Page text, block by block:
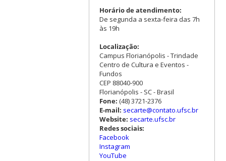
Horário de atendimento:
De segunda a sexta-feira das 7h
às 19h
Localização:
Campus Florianópolis - Trindade
Centro de Cultura e Eventos -
Fundos
CEP 88040-900
Florianópolis - SC - Brasil
Fone: (48) 3721-2376
E-mail: secarte@contato.ufsc.br
Website: secarte.ufsc.br
Redes sociais:
Facebook
Instagram
YouTube